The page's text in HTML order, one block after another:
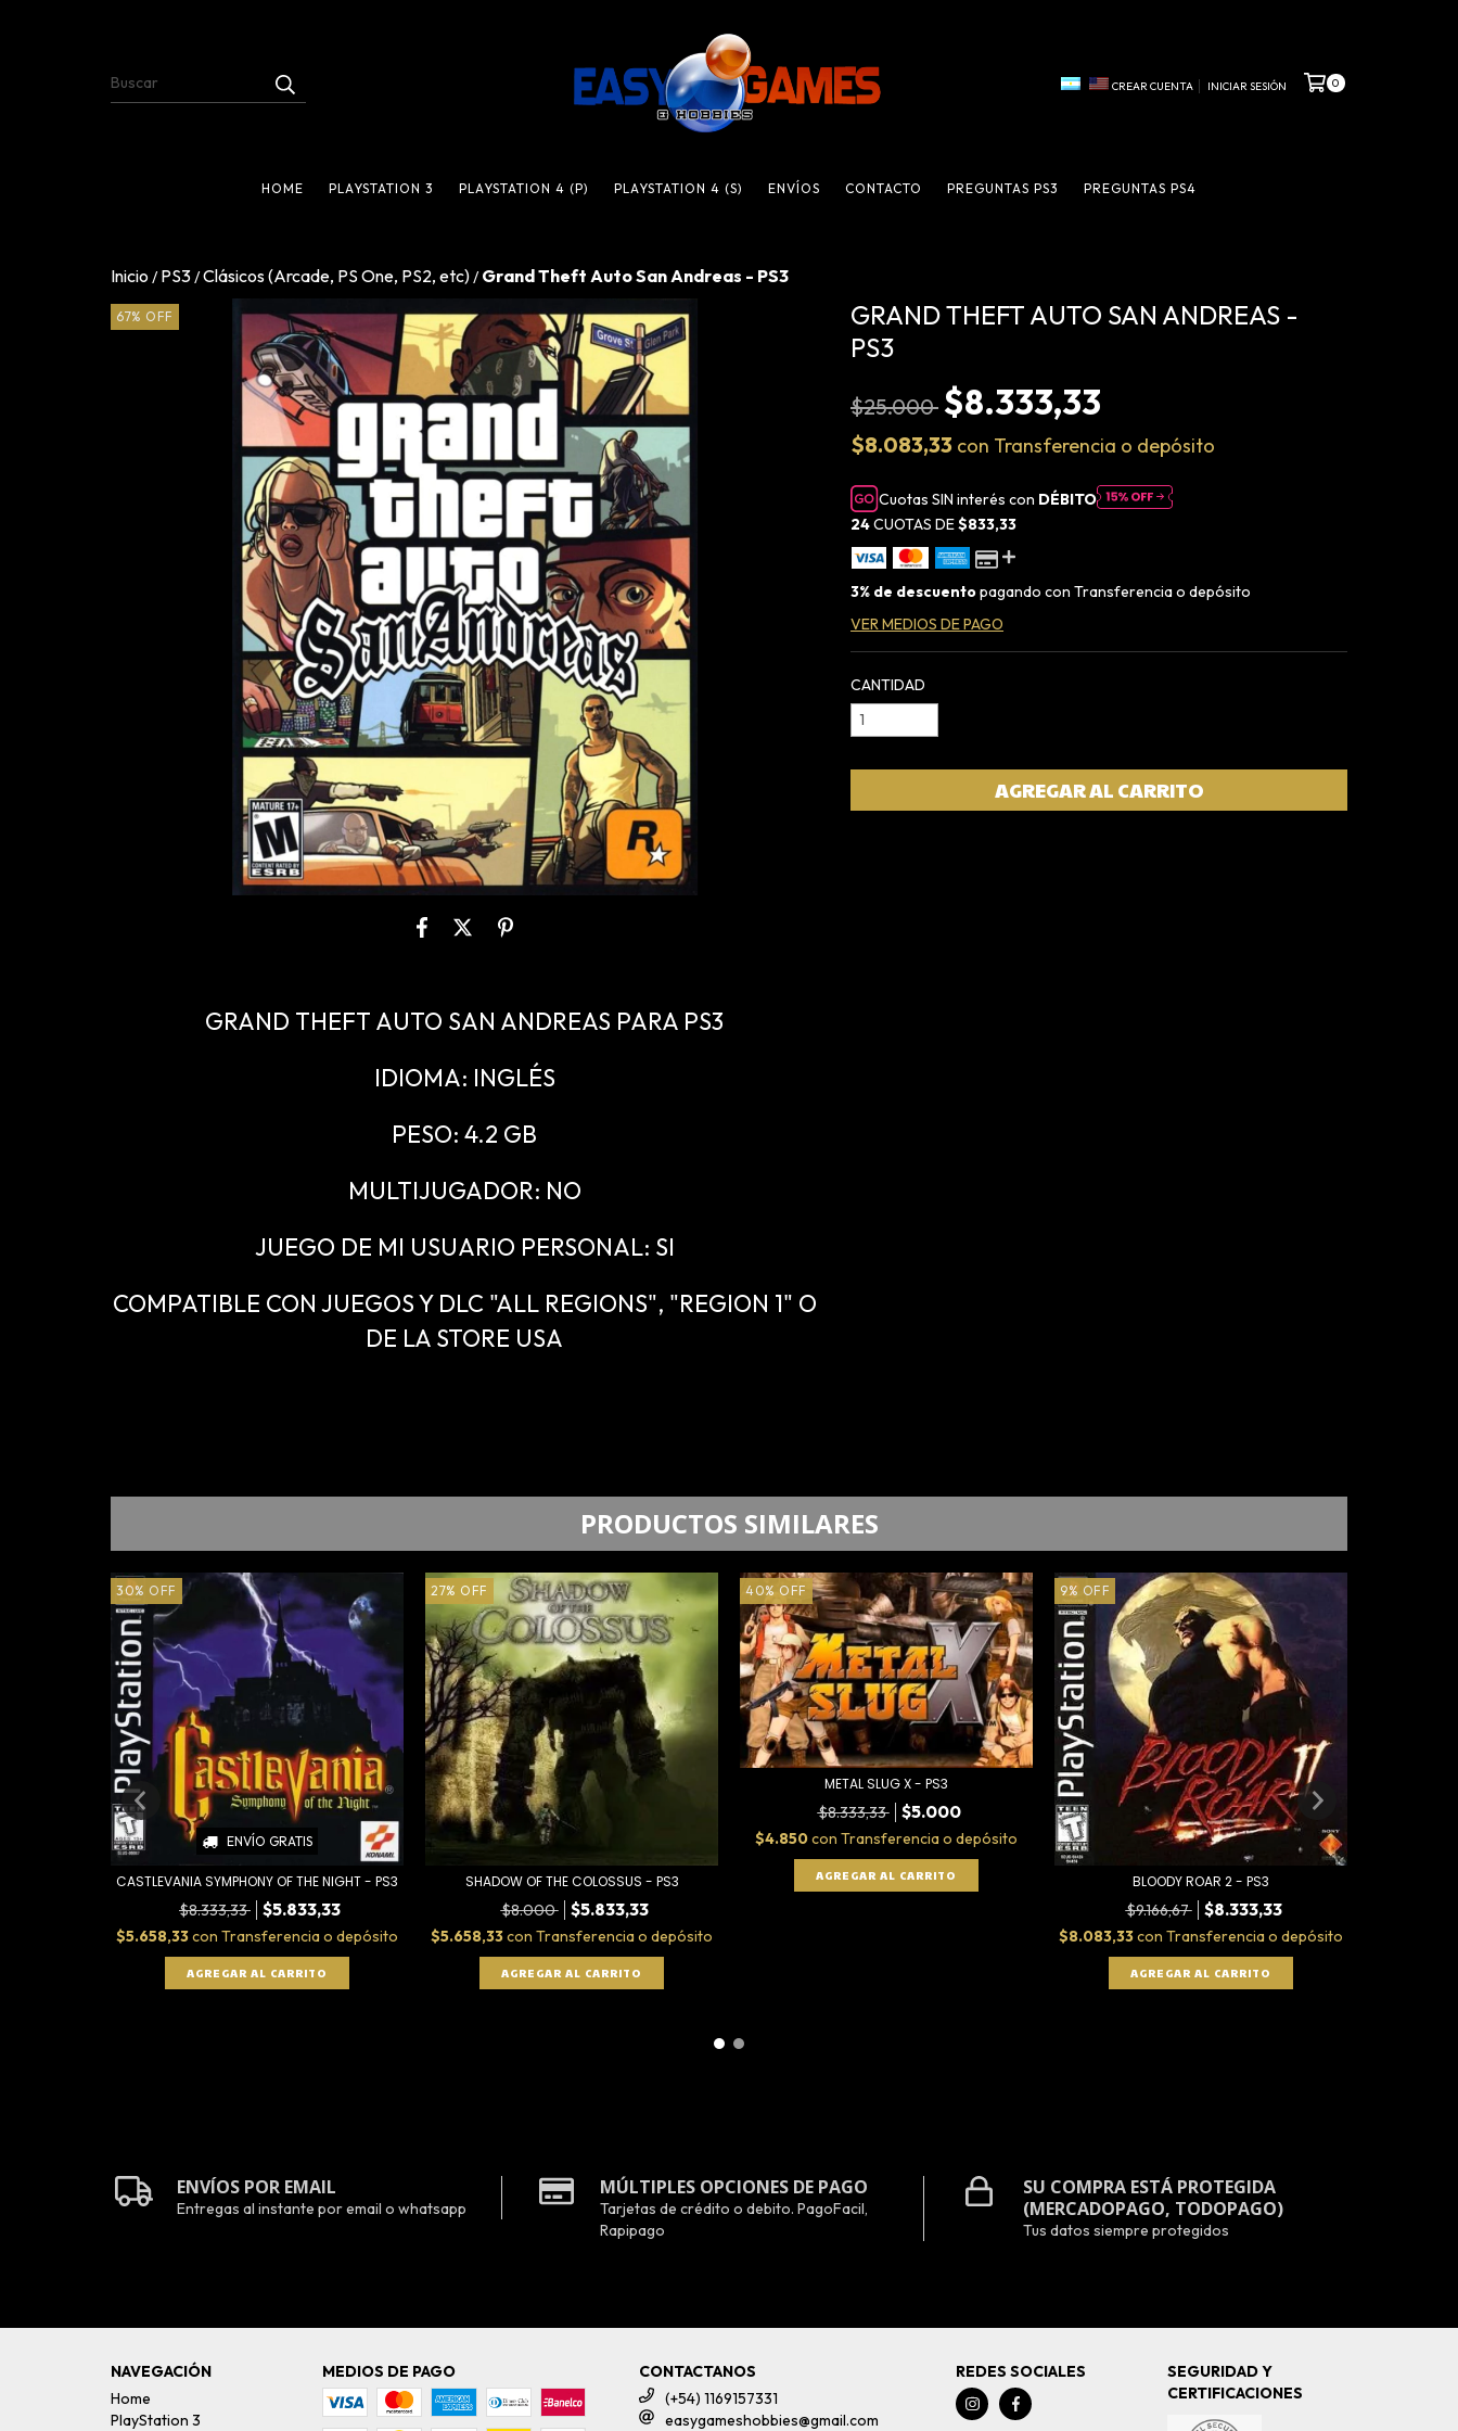
CREAR CUENTA INICIAR SESIÓN 0
HOME PLAYSTATION 3 PLAYSTATION 4 (P) PLAYSTATION 4 (S) ENVÍOS CONTACTO PREGUNTAS PS3 PREGUNTAS PS4
Inicio / PS3/Clásicos (Arcade, PS One, PS2, etc)/ Grand Theft Auto San Andreas - PS3
67% OFF
GRAND THEFT AUTO SAN ANDREAS PARA PS3
IDIOMA: INGLÉS
PESO: 4.2 GB
MULTIJUGADOR: NO
JUEGO DE MI USUARIO PERSONAL: SI
COMPATIBLE CON JUEGOS Y DLC "ALL REGIONS", "REGION 1" O
DE LA STORE USA
GRAND THEFT AUTO SAN ANDREAS -
PS3
$25.000 $8.333,33
$8.083,33 con Transferencia o depósito
Cuotas SIN interés con DÉBITO
24CUOTAS DE$833,33
3% de descuentopagando con Transferencia o depósito
VER MEDIOS DE PAGO
CANTIDAD
PRODUCTOS SIMILARES
30% OFF
ENVÍO GRATIS
CASTLEVANIA SYMPHONY OF THE NIGHT - PS3
$8.333,33 $5.833,33
$5.658,33con Transferencia o depósito
27% OFF
SHADOW OF THE COLOSSUS - PS3
$8.000 $5.833,33
$5.658,33con Transferencia o depósito
40% OFF
METAL SLUG X - PS3
$8.333,33 $5.000
$4.850con Transferencia o depósito
9% OFF
BLOODY ROAR 2 - PS3
$9.166,67 $8.333,33
$8.083,33con Transferencia o depósito
ENVÍOS POR EMAIL
Entregas al instante por email o whatsapp
MÚLTIPLES OPCIONES DE PAGO
Tarjetas de crédito o debito. PagoFacil,
Rapipago
SU COMPRA ESTÁ PROTEGIDA
(MERCADOPAGO, TODOPAGO)
Tus datos siempre protegidos
NAVEGACIÓN
Home
PlayStation 3
MEDIOS DE PAGO
CONTACTANOS
(+54) 1169157331
easygameshobbies@gmail.com
REDES SOCIALES
SEGURIDAD Y
CERTIFICACIONES